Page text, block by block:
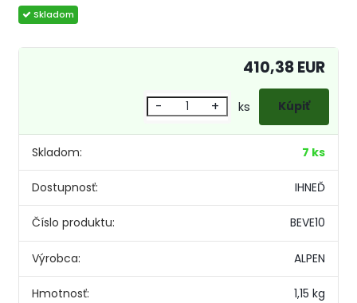
Skladom: 7 ks
Dostupnosť: IHNEĎ
Číslo produktu: BEVE10
Výrobca: ALPEN
Hmotnosť: 1,15 kg
410,38 EUR
- + ks